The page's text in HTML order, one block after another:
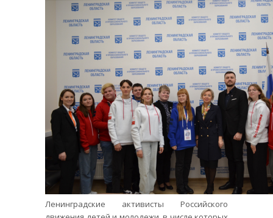
Ленинградские активисты Российского